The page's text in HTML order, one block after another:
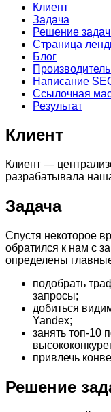
Клиент
Задача
Решение
Страница
Блог
Написание
Ссылочная
Результат
Клиент
Клиент —
разрабатывала
Задача
Спустя некоторое
обратился к нам с
определены
подобрать
запросы;
добиться
Yandex;
занять топ-10
привлечь
Решение